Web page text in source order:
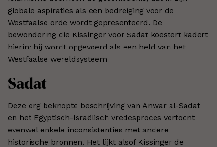
globale aspiraties als een bedreiging voor de
Westfaalse orde wordt gepresenteerd. De
bewondering die Kissinger voor Sadat koestert kadert
hierin: hij wordt opgevoerd als een held van het
Westfaalse wereldsysteem.
Sadat
Deze erg beknopte beschrijving van Anwar al-Sadat
en het Egyptisch-Israëlisch vredesproces vertoont
evenwel enkele inconsistenties met andere
historische bronnen. Het lijkt alsof Kissinger de